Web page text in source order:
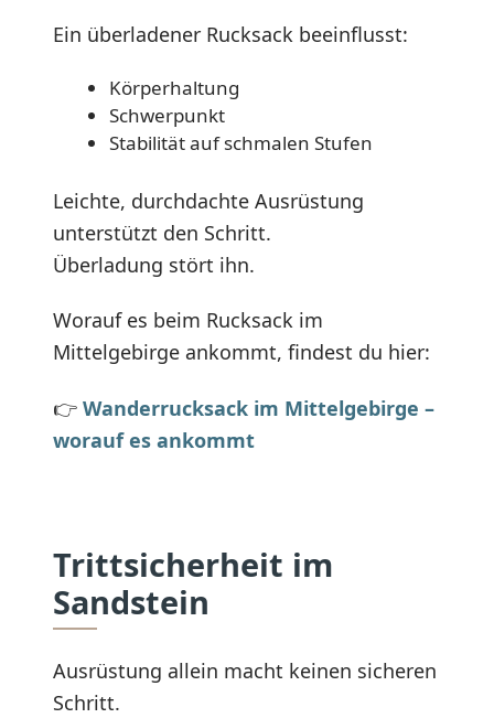
Ein überladener Rucksack beeinflusst:
Körperhaltung
Schwerpunkt
Stabilität auf schmalen Stufen
Leichte, durchdachte Ausrüstung
unterstützt den Schritt.
Überladung stört ihn.
Worauf es beim Rucksack im
Mittelgebirge ankommt, findest du hier:
👉 Wanderrucksack im Mittelgebirge –
worauf es ankommt
Trittsicherheit im
Sandstein
Ausrüstung allein macht keinen sicheren
Schritt.